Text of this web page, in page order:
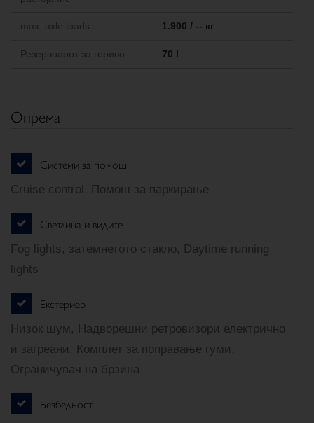
max. axle loads 1.900 / -- кг
Резервоарот за гориво 70 l
Опрема
Системи за помош
Cruise control, Помош за паркирање
Светлина и видите
Fog lights, затемнетото стакло, Daytime running
lights
Екстериер
Низок шум, Надворешни ретровизори електрично
и загреани, Комплет за поправање гуми,
Ограничувач на брзина
Безбедност